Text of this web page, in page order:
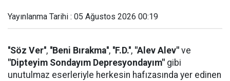
Yayınlanma Tarihi : 05 Ağustos 2026 00:19
''Söz Ver'', ''Beni Bırakma'', ''F.D.'', "Alev Alev" ve
"Dipteyim Sondayım Depresyondayım" gibi
unutulmaz eserleriyle herkesin hafızasında yer edinen